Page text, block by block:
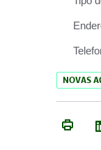
NOVAS